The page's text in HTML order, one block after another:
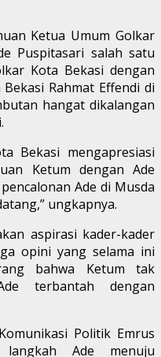
Ketua Umum Golkar
Puspitasari salah satu
Kota Bekasi dengan
Rahmat Effendi di
hangat dikalangan
Bekasi mengapresiasi
Ketum dengan Ade
Ade di Musda
ungkapnya.
aspirasi kader-kader
opini yang selama ini
bahwa Ketum tak
terbantah dengan
Politik Emrus
Ade menuju